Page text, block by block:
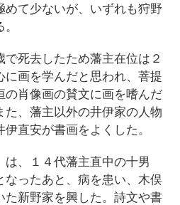
めて少ないが、いずれも狩野
で死去したため藩主在位は２
に画を学んだと思われ、菩提
の肖像画の賛文に画を嗜んだ
た、藩主以外の井伊家の人物
直安が書画をよくした。
、１４代藩主直中の十男
なったあと、病を患い、木俣
た新野家を興した。詩文や書